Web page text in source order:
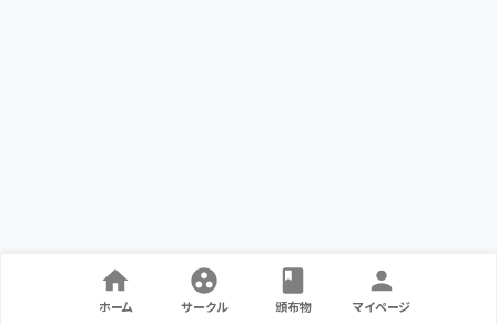
ホーム サークル 頒布物 マイページ